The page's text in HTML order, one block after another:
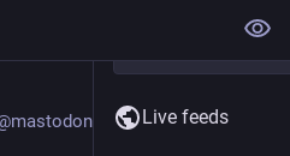
Live feeds